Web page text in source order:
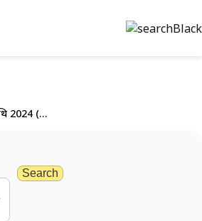
आरआरबी एएलपी सीबीएटी तिथि 2024 (घोषित): प्रवेश पत्र विवरण देखें
Search